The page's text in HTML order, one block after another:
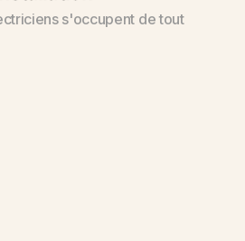
s'occupent de tout